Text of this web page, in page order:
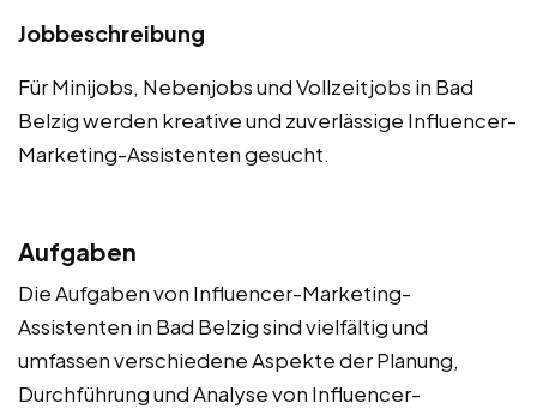
Jobbeschreibung
Für Minijobs, Nebenjobs und Vollzeitjobs in Bad
Belzig werden kreative und zuverlässige Influencer-
Marketing-Assistenten gesucht.
Aufgaben
Die Aufgaben von Influencer-Marketing-
Assistenten in Bad Belzig sind vielfältig und
umfassen verschiedene Aspekte der Planung,
Durchführung und Analyse von Influencer-